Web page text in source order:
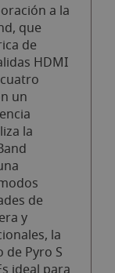
a la
que
de
HDMI
un
la
de
y
la
de Pyro S